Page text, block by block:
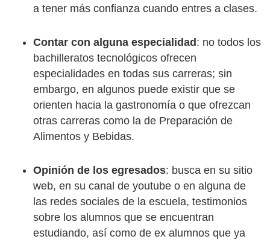
a tener más confianza cuando entres a clases.
Contar con alguna especialidad : no todos los
bachilleratos tecnológicos ofrecen
especialidades en todas sus carreras; sin
embargo, en algunos puede existir que se
orienten hacia la gastronomía o que ofrezcan
otras carreras como la de Preparación de
Alimentos y Bebidas.
Opinión de los egresados: busca en su sitio
web, en su canal de youtube o en alguna de
las redes sociales de la escuela, testimonios
sobre los alumnos que se encuentran
estudiando, así como de ex alumnos que ya